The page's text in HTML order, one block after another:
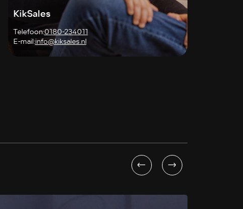
KikSales
Telefoon:0180-234011
E-mail:info@kiksales.nl